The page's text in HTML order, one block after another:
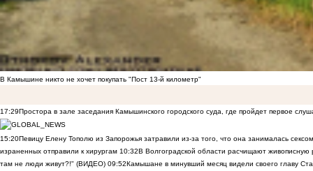
В Камышине никто не хочет покупать "Пост 13-й километр"
17:29Простора в зале заседания Камышинского городского суда, где пройдет первое
15:20Певицу Елену Тополю из Запорожья затравили из-за того, что она занималась
израненных отправили к хирургам 10:32В Волгоградской области расчищают
там не люди живут?!" (ВИДЕО) 09:52Камышане в минувший месяц видели своего главу